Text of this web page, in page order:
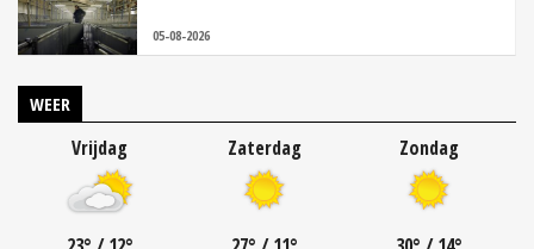
05-08-2026
WEER
Vrijdag Zaterdag Zondag